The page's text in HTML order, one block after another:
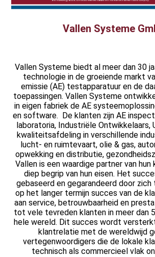
Vallen Systeme
Vallen Systeme biedt al meer dan 30
technologie in de groeiende markt
emissie (AE) testapparatuur en de
toepassingen. Vallen Systeme
in eigen fabriek de AE
en software. De klanten zijn AE
laboratoria, Industriële Ontwikkelaars,
kwaliteitsafdeling in verschillende
lucht- en ruimtevaart, olie & gas,
opwekking en distributie,
Vallen is een waardige partner van
diep begrip van hun eisen. Het
gebaseerd en gegarandeerd door
op het langer termijn succes van de
aan service, betrouwbaarheid en
tot vele tevreden klanten in meer dan
hele wereld. Dit succes wordt
klantrelatie met de wereldwijd
vertegenwoordigers die de lokale
technisch als commercieel vlak